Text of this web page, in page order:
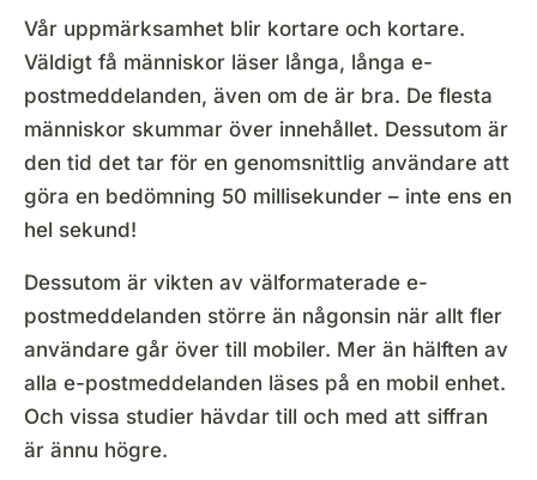
Vår uppmärksamhet blir kortare och kortare.
Väldigt få människor läser långa, långa e-
postmeddelanden, även om de är bra. De flesta
människor skummar över innehållet. Dessutom är
den tid det tar för en genomsnittlig användare att
göra en bedömning 50 millisekunder – inte ens en
hel sekund!
Dessutom är vikten av välformaterade e-
postmeddelanden större än någonsin när allt fler
användare går över till mobiler. Mer än hälften av
alla e-postmeddelanden läses på en mobil enhet.
Och vissa studier hävdar till och med att siffran
är ännu högre.